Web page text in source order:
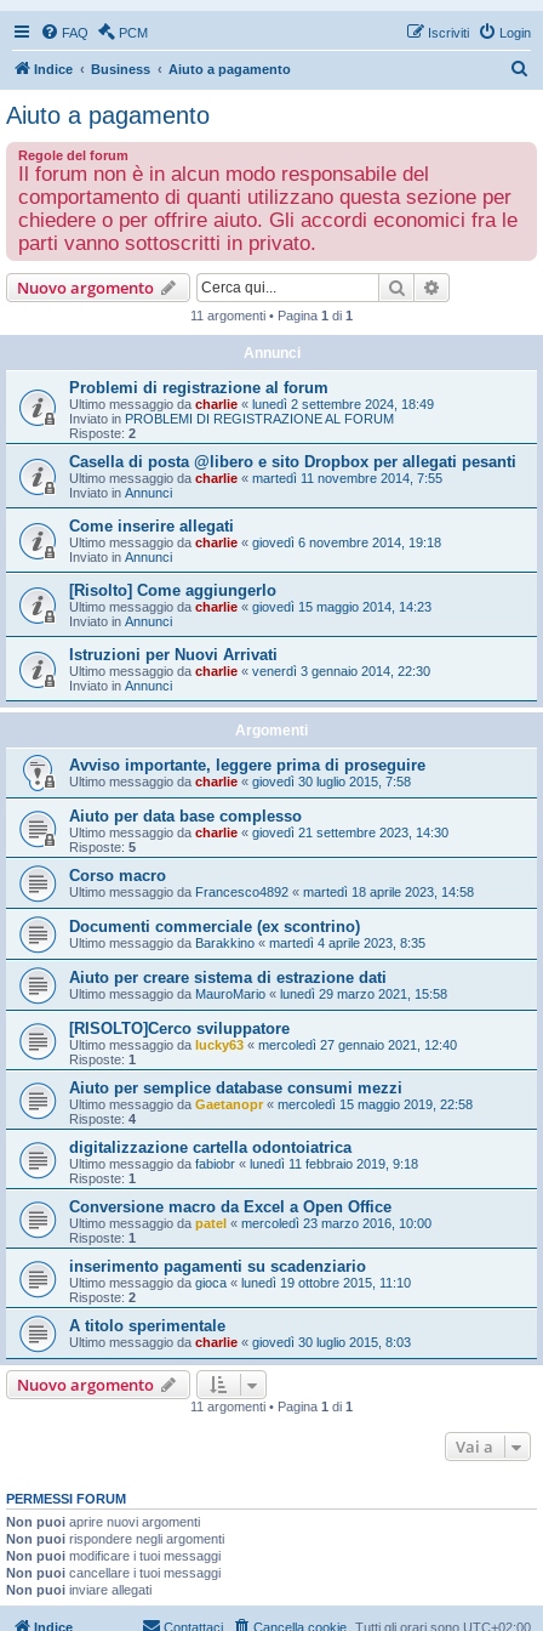
FAQ PCM Login
Iscriviti
Indice Business Aiuto a pagamento
Aiuto a pagamento
Regole del forum
Il forum non è in alcun modo responsabile del
comportamento di quanti utilizzano questa sezione per
chiedere o per offrire aiuto. Gli accordi economici fra le
parti vanno sottoscritti in privato.
Nuovo argomento Cerca
11 argomenti • Pagina 1 di 1
Annunci
Problemi di registrazione al forum
Ultimo messaggio da charlie « lunedì 2 settembre 2024, 18:49
Inviato in PROBLEMI DI REGISTRAZIONE AL FORUM
Risposte: 2
Casella di posta @libero e sito Dropbox per allegati pesanti
Ultimo messaggio da charlie « martedì 11 novembre 2014, 7:55
Inviato in Annunci
Come inserire allegati
Ultimo messaggio da charlie « giovedì 6 novembre 2014, 19:18
Inviato in Annunci
[Risolto] Come aggiungerlo
Ultimo messaggio da charlie « giovedì 15 maggio 2014, 14:23
Inviato in Annunci
Istruzioni per Nuovi Arrivati
Ultimo messaggio da charlie « venerdì 3 gennaio 2014, 22:30
Inviato in Annunci
Argomenti
Avviso importante, leggere prima di proseguire
Ultimo messaggio da charlie « giovedì 30 luglio 2015, 7:58
Aiuto per data base complesso
Ultimo messaggio da charlie « giovedì 21 settembre 2023, 14:30
Risposte: 5
Corso macro
Ultimo messaggio da Francesco4892 « martedì 18 aprile 2023, 14:58
Documenti commerciale (ex scontrino)
Ultimo messaggio da Barakkino « martedì 4 aprile 2023, 8:35
Aiuto per creare sistema di estrazione dati
Ultimo messaggio da MauroMario « lunedì 29 marzo 2021, 15:58
[RISOLTO]Cerco sviluppatore
Ultimo messaggio da lucky63 « mercoledì 27 gennaio 2021, 12:40
Risposte: 1
Aiuto per semplice database consumi mezzi
Ultimo messaggio da Gaetanopr« mercoledì 15 maggio 2019, 22:58
Risposte: 4
digitalizzazione cartella odontoiatrica
Ultimo messaggio da fabiobr « lunedì 11 febbraio 2019, 9:18
Risposte: 1
Conversione macro da Excel a Open Office
Ultimo messaggio da patel « mercoledì 23 marzo 2016, 10:00
Risposte: 1
inserimento pagamenti su scadenziario
Ultimo messaggio da gioca « lunedì 19 ottobre 2015, 11:10
Risposte: 2
A titolo sperimentale
Ultimo messaggio da charlie « giovedì 30 luglio 2015, 8:03
Nuovo argomento
11 argomenti • Pagina 1 di 1
Vai a
PERMESSI FORUM
Non puoi aprire nuovi argomenti
Non puoi rispondere negli argomenti
Non puoi modificare i tuoi messaggi
Non puoi cancellare i tuoi messaggi
Non puoi inviare allegati
Indice Tutti gli orari sono UTC+02:00
Cancella cookie
Contattaci